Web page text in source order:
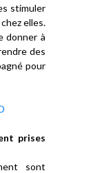
stimuler
elles.
donner à
des
pour
prises
sont